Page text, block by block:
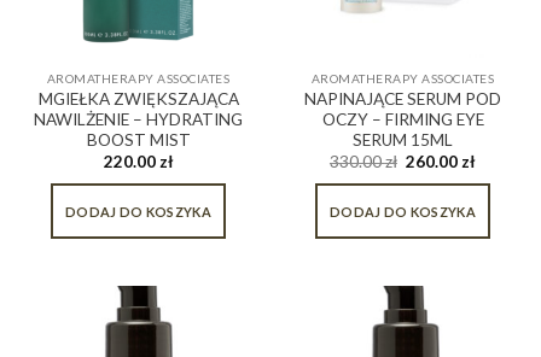
AROMATHERAPY ASSOCIATES
MGIEŁKA ZWIĘKSZAJĄCA
NAWILŻENIE – HYDRATING
BOOST MIST
220.00 zł
DODAJ DO KOSZYKA
AROMATHERAPY ASSOCIATES
NAPINAJĄCE SERUM POD
OCZY – FIRMING EYE
SERUM 15ML
330.00zł 260.00 zł
DODAJ DO KOSZYKA